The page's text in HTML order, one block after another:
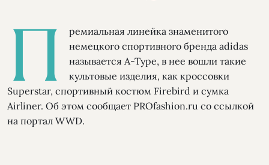
П
ремиальная линейка знаменитого
немецкого спортивного бренда adidas
называется A-Type, в нее вошли такие
культовые изделия, как кроссовки
Superstar, спортивный костюм Firebird и сумка
Airliner. Об этом сообщает PROfashion.ru со ссылкой
на портал WWD.